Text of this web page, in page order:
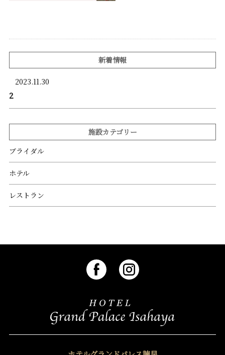
新着情報
2023.11.30
2
施設カテゴリー
ブライダル
ホテル
レストラン